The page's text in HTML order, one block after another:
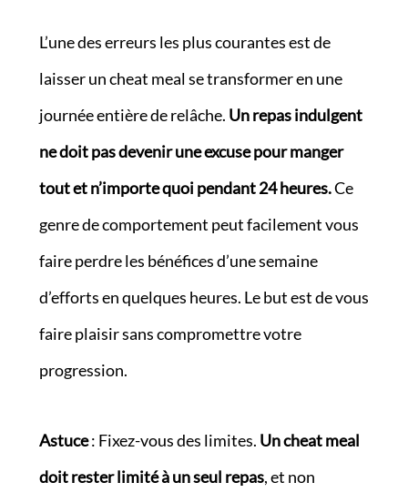
L’une des erreurs les plus courantes est de
laisser un cheat meal se transformer en une
journée entière de relâche. Un repas indulgent
ne doit pas devenir une excuse pour manger
tout et n’importe quoi pendant 24 heures.Ce
genre de comportement peut facilement vous
faire perdre les bénéfices d’une semaine
d’efforts en quelques heures. Le but est de vous
faire plaisir sans compromettre votre
progression.
Astuce: Fixez-vous des limites. Un cheat meal
doit rester limité à un seul repas, et non